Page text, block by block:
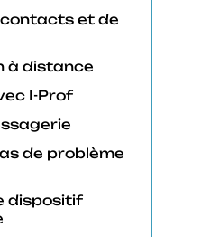
et de
à distance
I-Prof
de problème
dispositif